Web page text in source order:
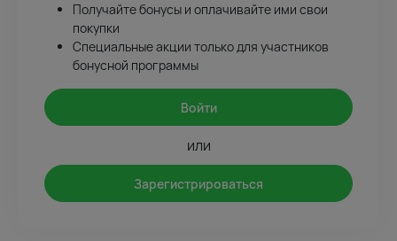
Получайте бонусы и оплачивайте ими свои
покупки
Специальные акции только для участников
бонусной программы
Войти
или
Зарегистрироваться